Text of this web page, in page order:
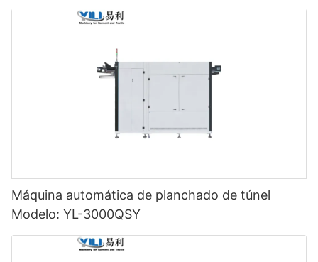
Máquina automática de planchado de túnel
Modelo: YL-3000QSY